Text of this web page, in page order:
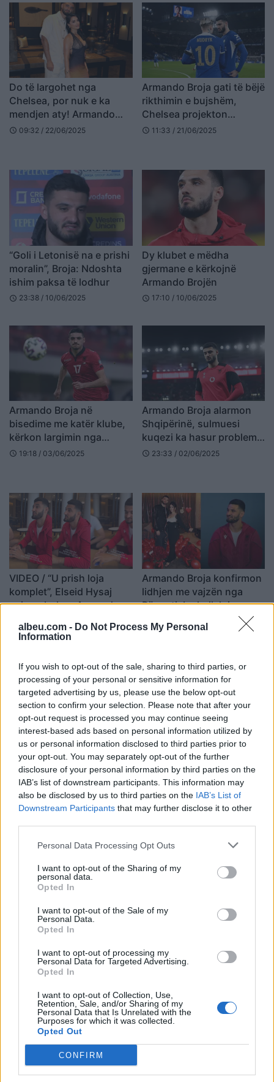
albeu.com - Do Not Process My Personal
Information
If you wish to opt-out of the sale, sharing to third parties, or
processing of your personal or sensitive information for
targeted advertising by us, please use the below opt-out
section to confirm your selection. Please note that after your
opt-out request is processed you may continue seeing
interest-based ads based on personal information utilized by
us or personal information disclosed to third parties prior to
your opt-out. You may separately opt-out of the further
disclosure of your personal information by third parties on the
IAB’s list of downstream participants. This information may
also be disclosed by us to third parties on the IAB’s List of
Downstream Participants that may further disclose it to other
Personal Data Processing Opt Outs
I want to opt-out of the Sharing of my
personal data.
Opted In
I want to opt-out of the Sale of my
Personal Data.
Opted In
I want to opt-out of processing my
Personal Data for Targeted Advertising.
Opted In
I want to opt-out of Collection, Use,
Retention, Sale, and/or Sharing of my
Personal Data that Is Unrelated with the
Purposes for which it was collected.
Opted Out
CONFIRM
Do të largohet nga
Chelsea, por nuk e ka
mendjen aty! Armando
Broja publikon foton e
schedule 09:32 / 22/06/2025
Armando Broja gati të bëjë
rikthimin e bujshëm,
Chelsea projekton
“shkëmbimin” e madh
schedule 11:33 / 21/06/2025
“Goli i Letonisë na e prishi
moralin”, Broja: Ndoshta
ishim paksa të lodhur
schedule 23:38 / 10/06/2025
Dy klubet e mëdha
gjermane e kërkojnë
Armando Brojën
schedule 17:10 / 10/06/2025
Armando Broja në
bisedime me katër klube,
kërkon largimin nga
Chelsea
schedule 19:18 / 03/06/2025
Armando Broja alarmon
Shqipërinë, sulmuesi
kuqezi ka hasur probleme
muskulore para sfidës me
schedule 23:33 / 02/06/2025
VIDEO / “U prish loja
komplet”, Elseid Hysaj
nxjerr zbuluar Armando
Serbinë
14:34 / 02/06/2025
Armando Broja konfirmon
lidhjen me vajzën nga
Përmeti: Inshallah i
10:00 / 31/05/2025
Everton mund
Notingamin/ Mojes
kërkonte ta shikonte në
aksion, Broja i përgjigjet
me performancë solide
19:30 / 12/04/2025
Zyrtare, Broja humb dy
takimet e para të
Shqipërisë, trajneri i
Evertonit jep datën e
rikthimit
19:03 / 07/03/2025
Broja kthehet në “mollë
16:12 / 18/01/2025
pas dëmtimit
Rikthimi i Brojës në Kupë,
trajneri Sean Dyche: Ka